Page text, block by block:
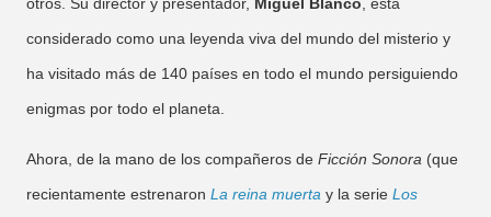
considerado como una leyenda viva del mundo del misterio y
ha visitado más de 140 países en todo el mundo persiguiendo
enigmas por todo el planeta.
Ahora, de la mano de los compañeros de Ficción Sonora (que
recientamente estrenaron La reina muerta y la serie Los